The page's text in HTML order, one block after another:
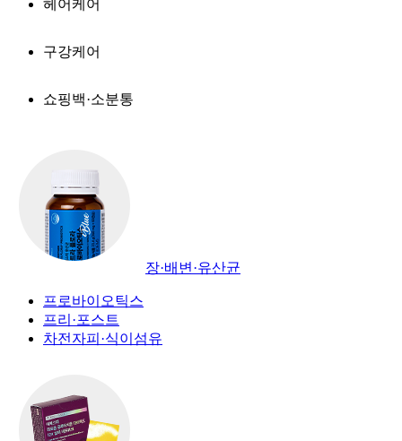
헤어케어
구강케어
쇼핑백·소분통
장·배변·유산균
프로바이오틱스
프리·포스트
차전자피·식이섬유